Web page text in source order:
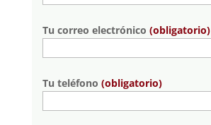
Tu correo electrónico (obligatorio)
Tu teléfono (obligatorio)